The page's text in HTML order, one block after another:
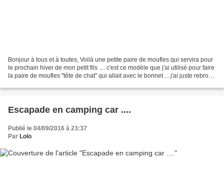
Bonjour à tous et à toutes, Voilà une petite paire de moufles qui servira pour
le prochain hiver de mon petit fils .... c'est ce modèle que j'ai utilisé pour faire
la paire de moufles "tête de chat" qui allait avec le bonnet ... j'ai juste rebrodé
Escapade en camping car ....
Publié le 04/09/2016 à 23:37
Par Lolo